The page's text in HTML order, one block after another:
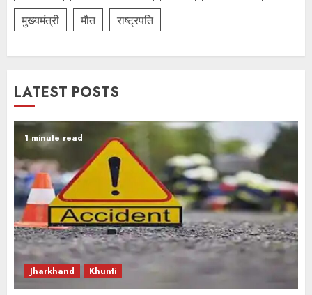
मुख्यमंत्री मौत राष्ट्रपति
LATEST POSTS
1 minute read
Jharkhand Khunti